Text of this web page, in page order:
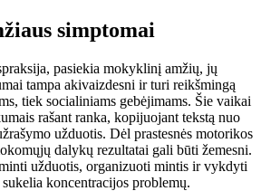
simptomai
pasiekia mokyklinį amžių, jų
tampa akivaizdesni ir turi reikšmingą
tiek socialiniams gebėjimams. Šie vaikai
rašant ranka, kopijuojant tekstą nuo
užduotis. Dėl prastesnės motorikos
dalykų rezultatai gali būti žemesni.
užduotis, organizuoti mintis ir vykdyti
koncentracijos problemų.